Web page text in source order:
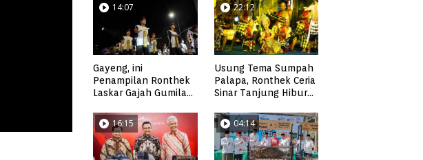
14:07
Gayeng, ini
Penampilan Ronthek
Laskar Gajah Gumilap
22:12
Usung Tema Sumpah
Palapa, Ronthek Ceria
Sinar Tanjung Hibur
FRP 2023
16:15 04:14